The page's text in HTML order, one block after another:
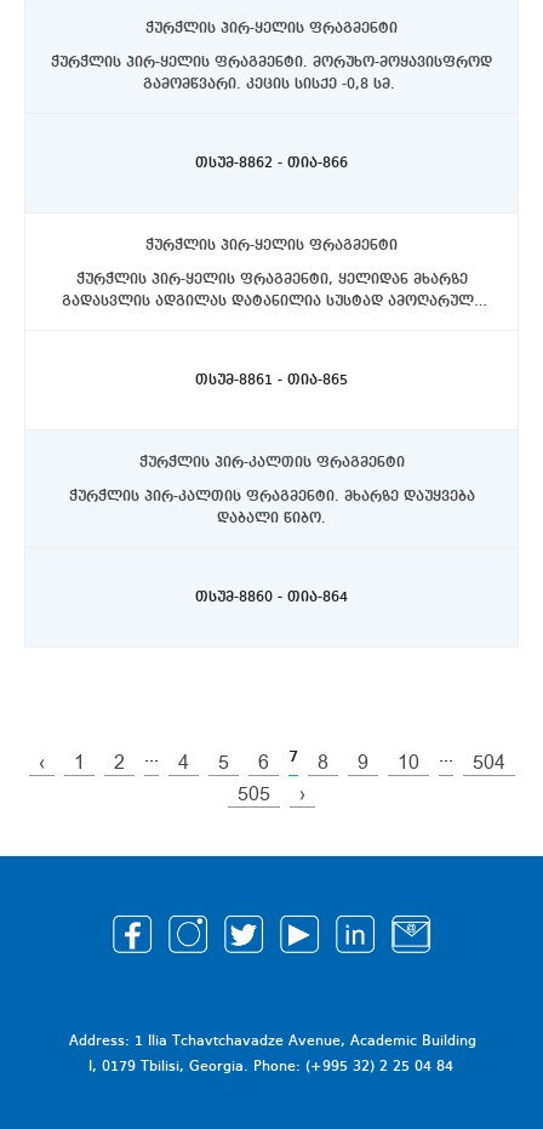
ჭურჭლის პირ-ყელის ფრაგმენტი
ჭურჭლის პირ-ყელის ფრაგმენტი. მორუხო-მოყავისფროდ
გამომწვარი. კეცის სისქე -0,8 სმ.
თსუმ-8862 - თია-866
ჭურჭლის პირ-ყელის ფრაგმენტი
ჭურჭლის პირ-ყელის ფრაგმენტი, ყელიდან მხარზე
გადასვლის ადგილას დატანილია სუსტად ამოღარული
თსუმ-8861 - თია-865
ჭურჭლის პირ-კალთის ფრაგმენტი
ჭურჭლის პირ-კალთის ფრაგმენტი. მხარზე დაუყვება
დაბალი წიბო.
თსუმ-8860 - თია-864
‹ 1 2 ... 4 5 6 7 8 9 10 ...
504
505
›
Address: 1 Ilia Tchavtchavadze Avenue, Academic Building
I, 0179 Tbilisi, Georgia. Phone: (+995 32) 2 25 04 84